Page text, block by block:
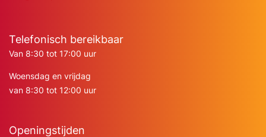
Telefonisch bereikbaar
Van 8:30 tot 17:00 uur
Woensdag en vrijdag
van 8:30 tot 12:00 uur
Openingstijden